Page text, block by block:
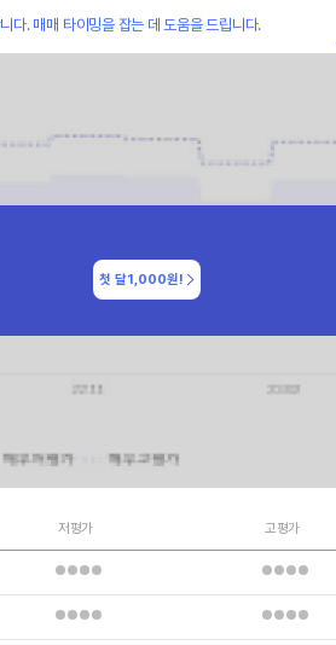
다. 매매 타이밍을 잡는 데 도움을 드립니다.
첫 달1,000원!
저평가 고평가